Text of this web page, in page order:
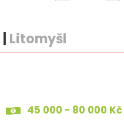
Litomyšl
45 000 - 80 000 Kč